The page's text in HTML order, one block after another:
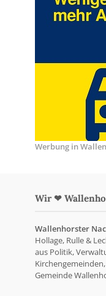
Werbung in
Wir ❤
Wallenhorster
Hollage, Rulle &
aus Politik,
Gemeinde